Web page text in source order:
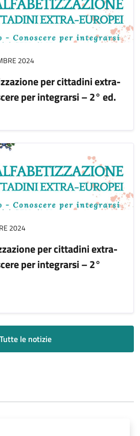
2024
per cittadini extra-
per integrarsi – 2° ed.
2024
per cittadini extra-
per integrarsi – 2°
Tutte le notizie